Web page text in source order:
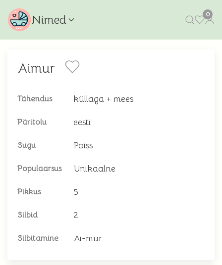
Nimed 0
Aimur
Tähendus küllaga + mees
Päritolu eesti
Sugu Poiss
Populaarsus Unikaalne
Pikkus 5
Silbid 2
Silbitamine Ai-mur